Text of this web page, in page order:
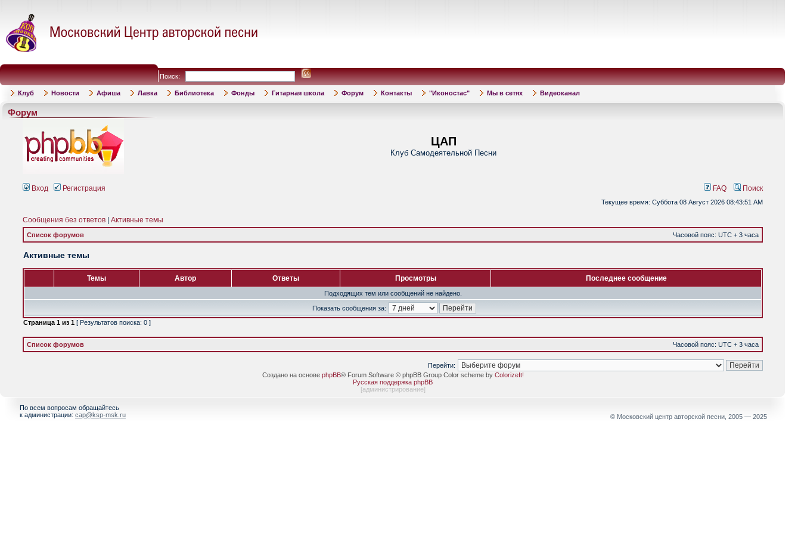
Поиск:
Клуб Новости Афиша Лавка Библиотека Фонды Гитарная школа Форум Контакты "Иконостас" Мы в сетях Видеоканал
Форум
ЦАП
Клуб Самодеятельной Песни
Вход Регистрация FAQ Поиск
Текущее время: Суббота 08 Август 2026 08:43:51 AM
Сообщения без ответов Активные темы
Список форумов Часовой пояс: UTC + 3 часа
Активные темы
Темы Автор Ответы Просмотры Последнее сообщение
Подходящих тем или сообщений не найдено.
Показать сообщения за:
Страница 1 из 1 [ Результатов поиска: 0 ]
Список форумов Часовой пояс: UTC + 3 часа
Перейти:
Создано на основе phpBB® Forum Software © phpBB Group Color scheme by ColorizeIt!
Русская поддержка phpBB
[администрирование]
По всем вопросам обращайтесь
к администрации: cap@ksp-msk.ru © Московский центр авторской песни, 2005 — 2025